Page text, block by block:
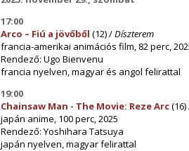
17:00
Arco – Fiú a jövőből (12) /Díszterem
francia-amerikai animációs film, 82 perc,
Rendező: Ugo Bienvenu
francia nyelven, magyar és angol felirattal
19:00
Chainsaw Man - The Movie: Reze Arc(16)
japán anime, 100 perc, 2025
Rendező: Yoshihara Tatsuya
japán nyelven, magyar felirattal